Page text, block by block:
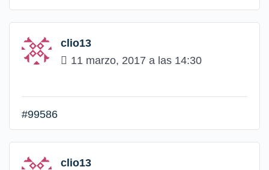
clio13
11 marzo, 2017 a las 14:30
#99586
clio13